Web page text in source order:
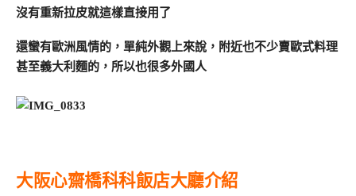
沒有重新拉皮就這樣直接用了
還蠻有歐洲風情的，單純外觀上來說，附近也不少賣歐式料理
甚至義大利麵的，所以也很多外國人
大阪心齋橋科科飯店大廳介紹